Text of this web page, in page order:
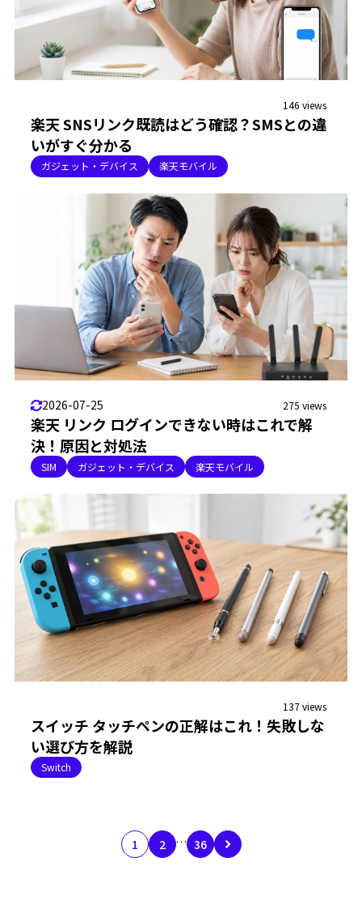
146 views
楽天 SNSリンク既読はどう確認？SMSとの違
いがすぐ分かる
ガジェット・デバイス 楽天モバイル
2026-07-25 275 views
楽天 リンク ログインできない時はこれで解
決！原因と対処法
SIM ガジェット・デバイス 楽天モバイル
137 views
スイッチ タッチペンの正解はこれ！失敗しな
い選び方を解説
Switch
1 2 … 36